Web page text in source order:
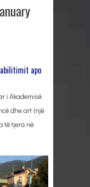
apo
i Akademisë
dhe art (një
të tjera në